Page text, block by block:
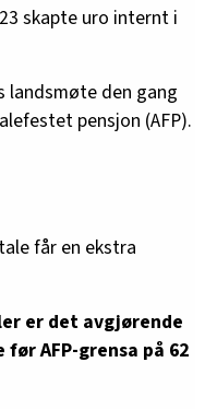
skapte uro internt i
landsmøte den gang
pensjon (AFP).
får en ekstra
er det avgjørende
AFP-grensa på 62